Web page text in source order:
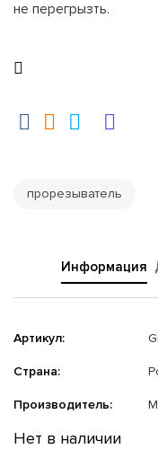
не перегрызть.
прорезыватель
Информация
Артикул:
Страна:
Производитель:
Нет в наличии